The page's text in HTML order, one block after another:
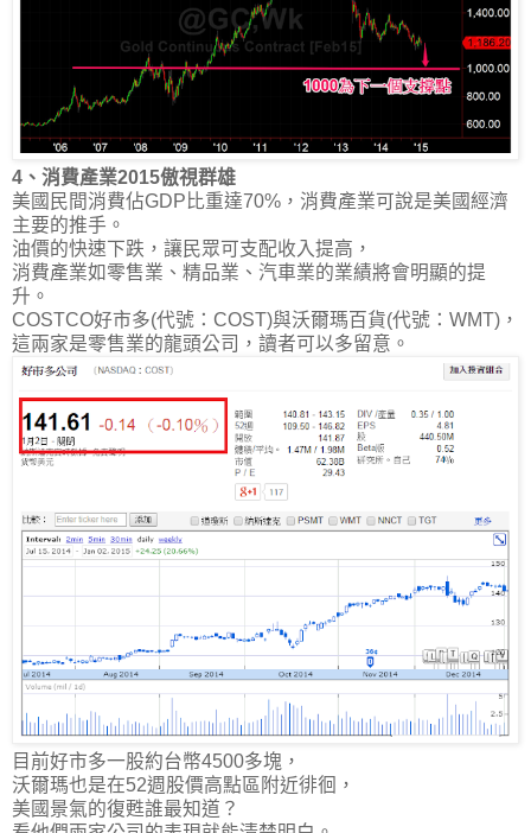
4、消費產業2015傲視群雄
美國民間消費佔GDP比重達70%，消費產業可說是美國經濟
主要的推手。
油價的快速下跌，讓民眾可支配收入提高，
消費產業如零售業、精品業、汽車業的業績將會明顯的提
升。
COSTCO好市多(代號：COST)與沃爾瑪百貨(代號：WMT)，
這兩家是零售業的龍頭公司，讀者可以多留意。
目前好市多一股約台幣4500多塊，
沃爾瑪也是在52週股價高點區附近徘徊，
美國景氣的復甦誰最知道？